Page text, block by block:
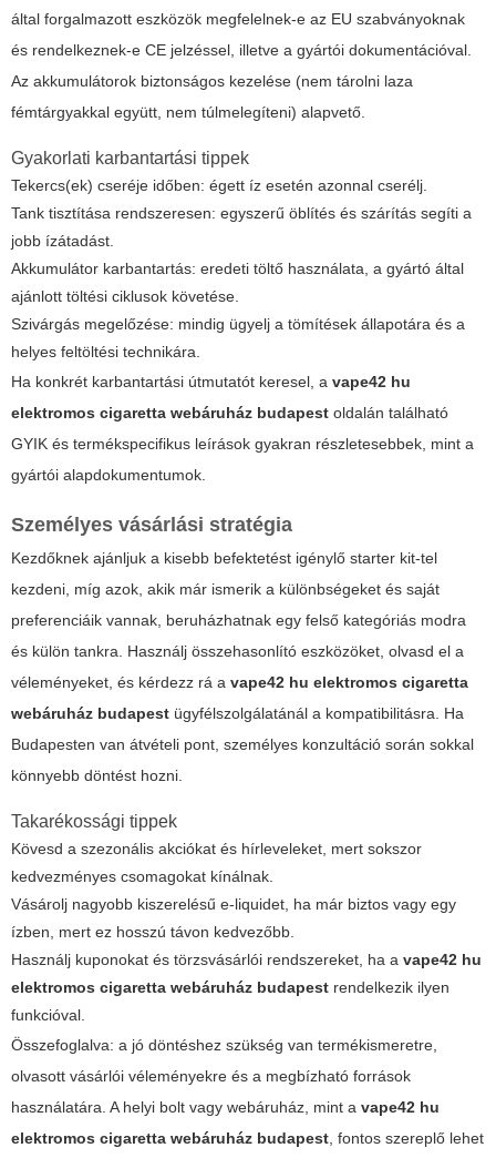
által forgalmazott eszközök megfelelnek-e az EU szabványoknak
és rendelkeznek-e CE jelzéssel, illetve a gyártói dokumentációval.
Az akkumulátorok biztonságos kezelése (nem tárolni laza
fémtárgyakkal együtt, nem túlmelegíteni) alapvető.
Gyakorlati karbantartási tippek
Tekercs(ek) cseréje időben: égett íz esetén azonnal cserélj.
Tank tisztítása rendszeresen: egyszerű öblítés és szárítás segíti a
jobb ízátadást.
Akkumulátor karbantartás: eredeti töltő használata, a gyártó által
ajánlott töltési ciklusok követése.
Szivárgás megelőzése: mindig ügyelj a tömítések állapotára és a
helyes feltöltési technikára.
Ha konkrét karbantartási útmutatót keresel, a vape42 hu
elektromos cigaretta webáruház budapest oldalán található
GYIK és termékspecifikus leírások gyakran részletesebbek, mint a
gyártói alapdokumentumok.
Személyes vásárlási stratégia
Kezdőknek ajánljuk a kisebb befektetést igénylő starter kit-tel
kezdeni, míg azok, akik már ismerik a különbségeket és saját
preferenciáik vannak, beruházhatnak egy felső kategóriás modra
és külön tankra. Használj összehasonlító eszközöket, olvasd el a
véleményeket, és kérdezz rá a vape42 hu elektromos cigaretta
webáruház budapest ügyfélszolgálatánál a kompatibilitásra. Ha
Budapesten van átvételi pont, személyes konzultáció során sokkal
könnyebb döntést hozni.
Takarékossági tippek
Kövesd a szezonális akciókat és hírleveleket, mert sokszor
kedvezményes csomagokat kínálnak.
Vásárolj nagyobb kiszerelésű e-liquidet, ha már biztos vagy egy
ízben, mert ez hosszú távon kedvezőbb.
Használj kuponokat és törzsvásárlói rendszereket, ha a vape42 hu
elektromos cigaretta webáruház budapest rendelkezik ilyen
funkcióval.
Összefoglalva: a jó döntéshez szükség van termékismeretre,
olvasott vásárlói véleményekre és a megbízható források
használatára. A helyi bolt vagy webáruház, mint a vape42 hu
elektromos cigaretta webáruház budapest , fontos szereplő lehet